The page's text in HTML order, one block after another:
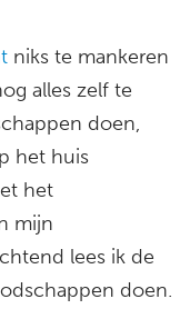
niks te mankeren
alles zelf te
doen,
het huis
het
mijn
lees ik de
doen.